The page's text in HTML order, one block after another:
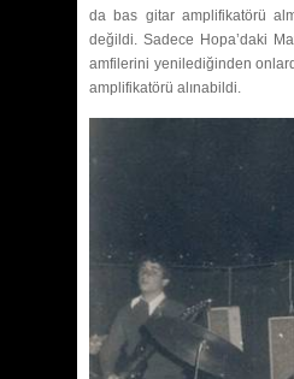
da bas gitar amplifikatörü
değildi. Sadece Hopa’daki
amfilerini yenilediğinden
amplifikatörü alınabildi.